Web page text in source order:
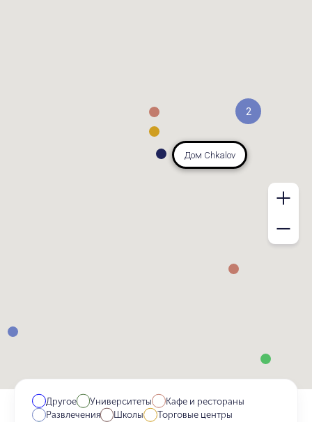
2
Дом Chkalov
Другое Университеты
Кафе и рестораны
Развлечения
Школы Торговые центры